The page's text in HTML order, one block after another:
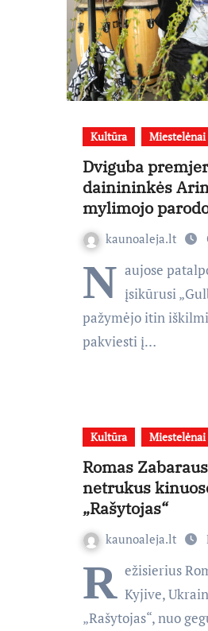
Kultūra Miestelėnai
Dviguba
dainininkės
mylimojo
kaunoaleja.lt
N aujose
įsikūrusi
pažymėjo itin
pakviesti į…
Kultūra Miestelėnai
Romas
netrukus
„Rašytojas“
kaunoaleja.lt
R ežisierius
Kyjive,
„Rašytojas“, nuo